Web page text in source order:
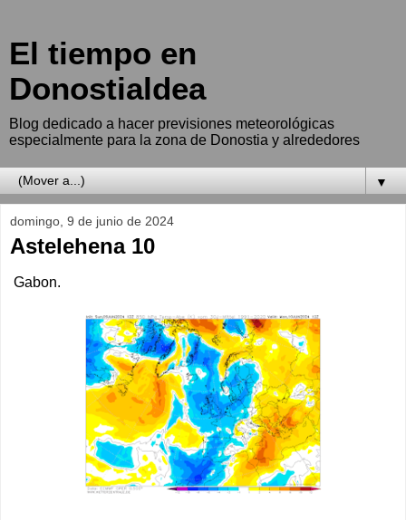
El tiempo en
Donostialdea
Blog dedicado a hacer previsiones meteorológicas
especialmente para la zona de Donostia y alrededores
▼
domingo, 9 de junio de 2024
Astelehena 10
Gabon.